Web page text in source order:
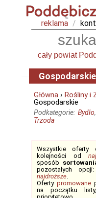
reklama /
Gospodarskie
Główna › Rośliny i
Gospodarskie
Podkategorie: Bydło
Trzoda
Wszystkie oferty
kolejności od
sposób
pozostałych
najdroższe.
Oferty promowane
na początku